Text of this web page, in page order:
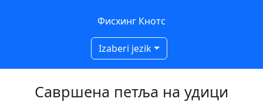
Фисхинг Кнотс
Izaberi jezik
Савршена петља на удици